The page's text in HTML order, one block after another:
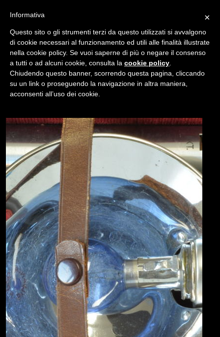
/ USATO FLASH CANON B-II (NO. 3178)
NAVIGAZIONE
×
Informativa
Questo sito o gli strumenti terzi da questo utilizzati si avvalgono
di cookie necessari al funzionamento ed utili alle finalità illustrate
nella cookie policy. Se vuoi saperne di più o negare il consenso
a tutti o ad alcuni cookie, consulta la cookie policy
Chiudendo questo banner, scorrendo questa pagina, cliccando
su un link o proseguendo la navigazione in altra maniera,
acconsenti all’uso dei cookie.